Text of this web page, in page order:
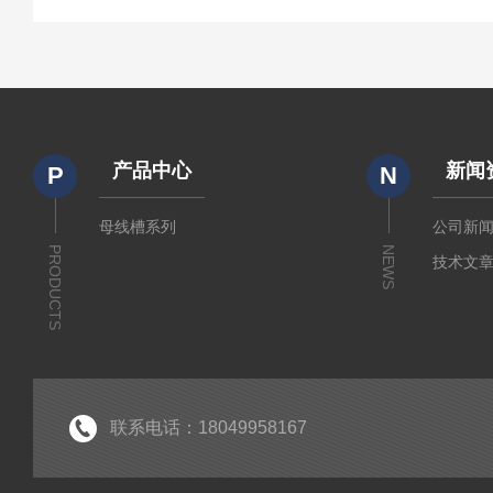
P
PRODUCTS
产品中心
母线槽系列
N
NEWS
新闻
公司新
技术文
联系电话：18049958167